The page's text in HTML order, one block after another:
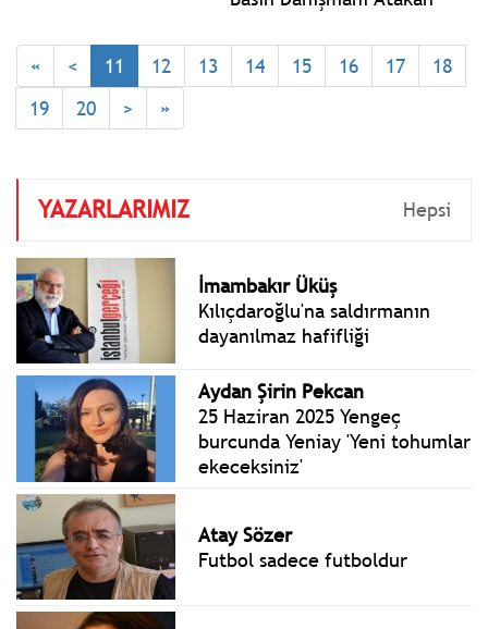
Kılıçdaroğlu’nun sağlık
durumuna ilişkin bazı
« < 11 12 13 14 15 16 17
18
19
20 > »
YAZARLARIMIZ Hepsi
İmambakır Üküş
Kılıçdaroğlu'na saldırmanın
dayanılmaz hafifliği
Aydan Şirin Pekcan
25 Haziran 2025 Yengeç
burcunda Yeniay 'Yeni tohumlar
ekeceksiniz'
Atay Sözer
Futbol sadece futboldur